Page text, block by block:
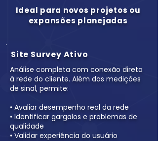
Ideal para novos projetos ou
expansões planejadas
Site Survey Ativo
Análise completa com conexão direta
à rede do cliente. Além das medições
de sinal, permite:
• Avaliar desempenho real da rede
• Identificar gargalos e problemas de
qualidade
• Validar experiência do usuário